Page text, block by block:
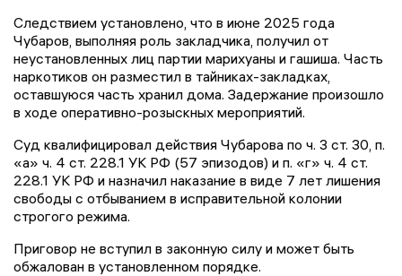
Следствием установлено, что в июне 2025 года
Чубаров, выполняя роль закладчика, получил от
неустановленных лиц партии марихуаны и гашиша. Часть
наркотиков он разместил в тайниках-закладках,
оставшуюся часть хранил дома. Задержание произошло
в ходе оперативно-розыскных мероприятий.
Суд квалифицировал действия Чубарова по ч. 3 ст. 30, п.
«а» ч. 4 ст. 228.1 УК РФ (57 эпизодов) и п. «г» ч. 4 ст.
228.1 УК РФ и назначил наказание в виде 7 лет лишения
свободы с отбыванием в исправительной колонии
строгого режима.
Приговор не вступил в законную силу и может быть
обжалован в установленном порядке.